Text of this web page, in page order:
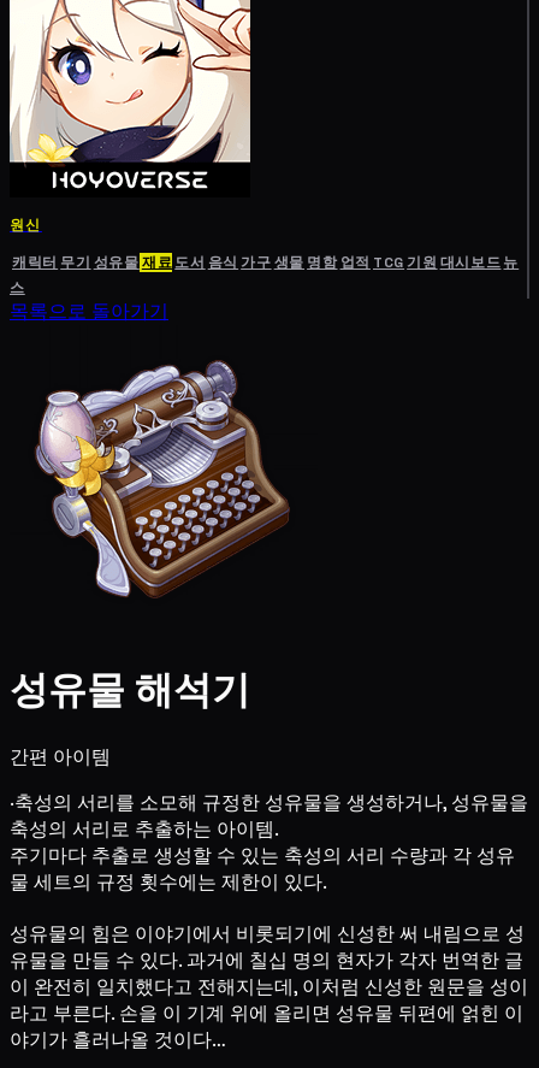
원신
캐릭터 무기 성유물재료도서 음식 가구생물 명함 업적 TCG기원 대시보드뉴
스
목록으로 돌아가기
성유물 해석기
간편 아이템
·축성의 서리를 소모해 규정한 성유물을 생성하거나, 성유물을
축성의 서리로 추출하는 아이템.
주기마다 추출로 생성할 수 있는 축성의 서리 수량과 각 성유
물 세트의 규정 횟수에는 제한이 있다.
성유물의 힘은 이야기에서 비롯되기에 신성한 써 내림으로 성
유물을 만들 수 있다. 과거에 칠십 명의 현자가 각자 번역한 글
이 완전히 일치했다고 전해지는데, 이처럼 신성한 원문을 성이
라고 부른다. 손을 이 기계 위에 올리면 성유물 뒤편에 얽힌 이
야기가 흘러나올 것이다…